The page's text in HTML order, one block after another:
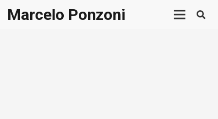
Marcelo Ponzoni